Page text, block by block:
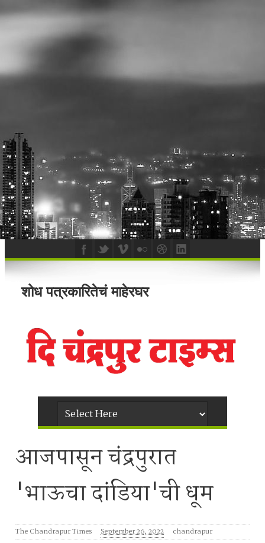
शोध पत्रकारितेचं माहेरघर
आजपासून चंद्रपुरात
'भाऊचा दांडिया'ची धूम
The Chandrapur Times September 26, 2022 chandrapur